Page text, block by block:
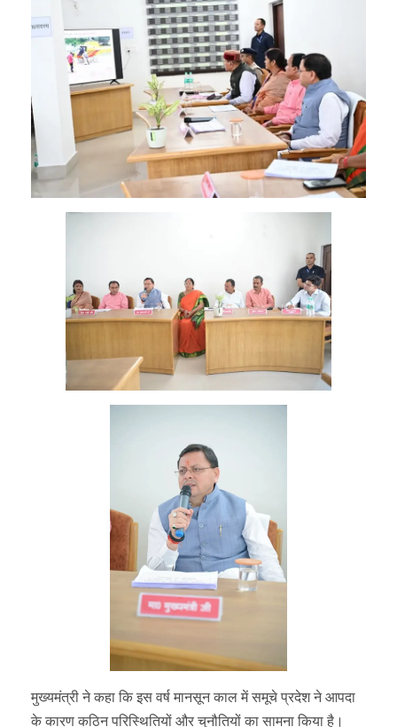
मुख्यमंत्री ने कहा कि इस वर्ष मानसून काल में समूचे प्रदेश ने आपदा
के कारण कठिन परिस्थितियों और चुनौतियों का सामना किया है।